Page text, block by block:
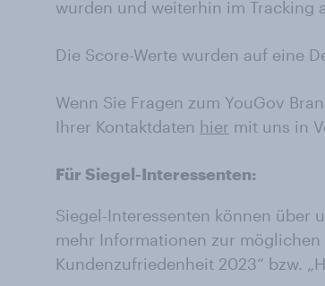
wurden und weiterhin im Tracking
Die Score-Werte wurden auf eine
Wenn Sie Fragen zum YouGov
Ihrer Kontaktdaten hier mit uns in
Für Siegel-Interessenten:
Siegel-Interessenten können über
mehr Informationen zur möglichen
Kundenzufriedenheit 2023“ bzw.